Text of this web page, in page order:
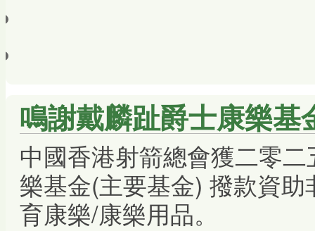
鳴謝戴麟趾爵士康樂基
中國香港射箭總會獲二零
樂基金(主要基金) 撥款資
育康樂/康樂用品。